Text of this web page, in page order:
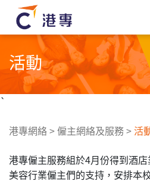
活動
`
港專網絡>僱主網絡及服務>活
港專僱主服務組於4月份得到酒
美容行業僱主們的支持，安排本